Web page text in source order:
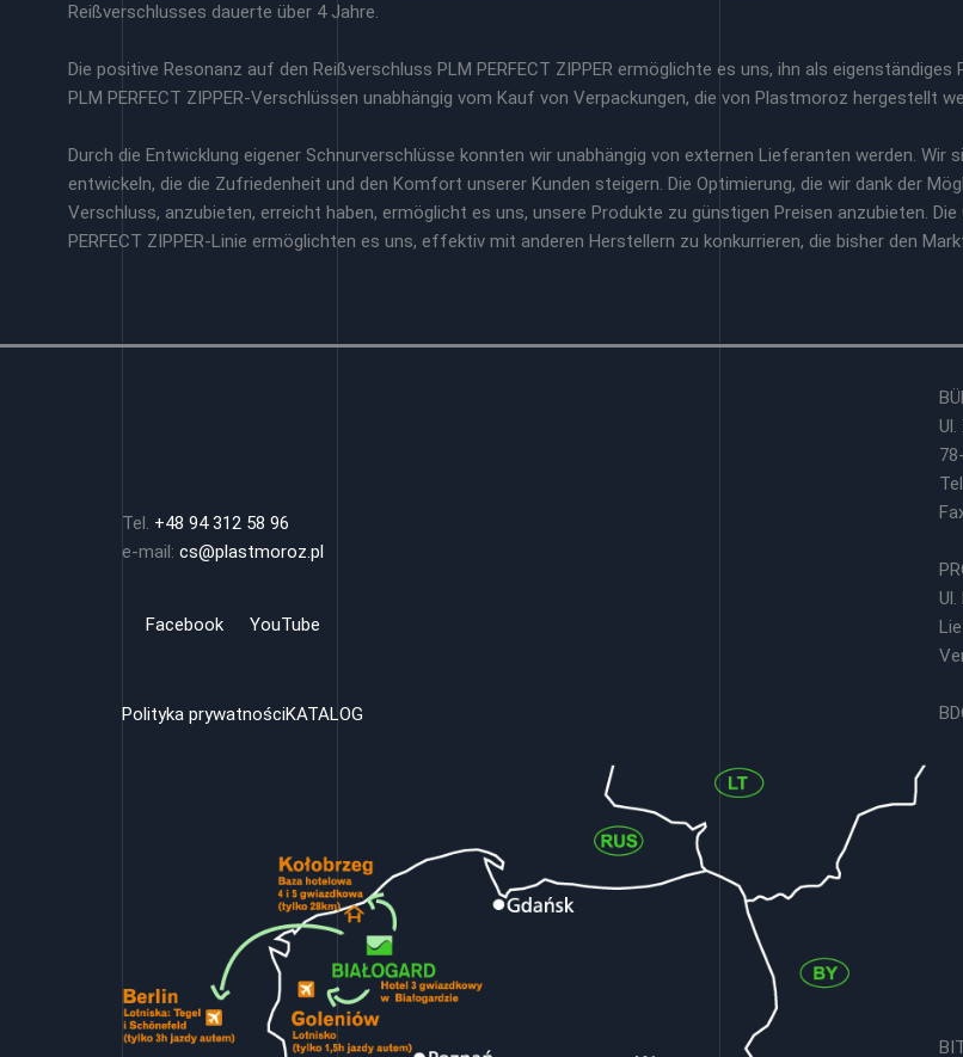
Reißverschlusses dauerte über 4 Jahre.
Die positive Resonanz auf den Reißverschluss PLM PERFECT ZIPPER ermöglichte es uns, ihn als
PLM PERFECT ZIPPER-Verschlüssen unabhängig vom Kauf von Verpackungen, die von Plastmoroz hergestellt
Durch die Entwicklung eigener Schnurverschlüsse konnten wir unabhängig von externen Lieferanten werden. Wir
entwickeln, die die Zufriedenheit und den Komfort unserer Kunden steigern. Die Optimierung, die wir dank der
Verschluss, anzubieten, erreicht haben, ermöglicht es uns, unsere Produkte zu günstigen Preisen anzubieten.
PERFECT ZIPPER-Linie ermöglichten es uns, effektiv mit anderen Herstellern zu konkurrieren, die bisher den
Tel. +48 94 312 58 96
e-mail: cs@plastmoroz.pl
Facebook YouTube
Polityka prywatnościKATALOG
Ul.